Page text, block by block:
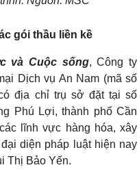
gói thầu liền kề
và Cuộc sống, Công ty
Dịch vụ An Nam (mã số
địa chỉ trụ sở đặt tại số
Phú Lợi, thành phố Cần
lĩnh vực hàng hóa, xây
diện pháp luật hiện nay
Thị Bảo Yến.